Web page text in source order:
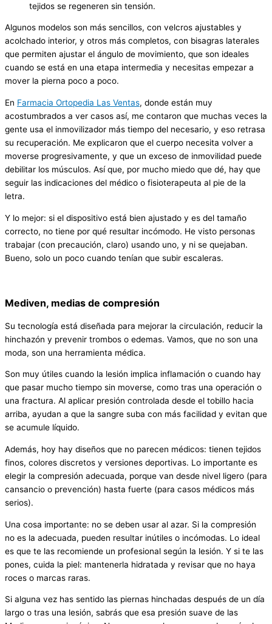
tejidos se regeneren sin tensión.
Algunos modelos son más sencillos, con velcros ajustables y
acolchado interior, y otros más completos, con bisagras laterales
que permiten ajustar el ángulo de movimiento, que son ideales
cuando se está en una etapa intermedia y necesitas empezar a
mover la pierna poco a poco.
En Farmacia Ortopedia Las Ventas, donde están muy
acostumbrados a ver casos así, me contaron que muchas veces la
gente usa el inmovilizador más tiempo del necesario, y eso retrasa
su recuperación. Me explicaron que el cuerpo necesita volver a
moverse progresivamente, y que un exceso de inmovilidad puede
debilitar los músculos. Así que, por mucho miedo que dé, hay que
seguir las indicaciones del médico o fisioterapeuta al pie de la
letra.
Y lo mejor: si el dispositivo está bien ajustado y es del tamaño
correcto, no tiene por qué resultar incómodo. He visto personas
trabajar (con precaución, claro) usando uno, y ni se quejaban.
Bueno, solo un poco cuando tenían que subir escaleras.
Mediven, medias de compresión
Su tecnología está diseñada para mejorar la circulación, reducir la
hinchazón y prevenir trombos o edemas. Vamos, que no son una
moda, son una herramienta médica.
Son muy útiles cuando la lesión implica inflamación o cuando hay
que pasar mucho tiempo sin moverse, como tras una operación o
una fractura. Al aplicar presión controlada desde el tobillo hacia
arriba, ayudan a que la sangre suba con más facilidad y evitan que
se acumule líquido.
Además, hoy hay diseños que no parecen médicos: tienen tejidos
finos, colores discretos y versiones deportivas. Lo importante es
elegir la compresión adecuada, porque van desde nivel ligero (para
cansancio o prevención) hasta fuerte (para casos médicos más
serios).
Una cosa importante: no se deben usar al azar. Si la compresión
no es la adecuada, pueden resultar inútiles o incómodas. Lo ideal
es que te las recomiende un profesional según la lesión. Y si te las
pones, cuida la piel: mantenerla hidratada y revisar que no haya
roces o marcas raras.
Si alguna vez has sentido las piernas hinchadas después de un día
largo o tras una lesión, sabrás que esa presión suave de las